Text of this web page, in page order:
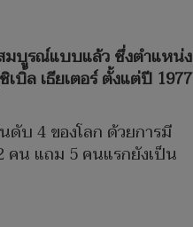
สมบูรณ์แบบแล้ว ซึ่งตำแหน่ง
บิ้ล เธียเตอร์ ตั้งแต่ปี 1977
ดับ 4 ของโลก ด้วยการมี
คน แถม 5 คนแรกยังเป็น